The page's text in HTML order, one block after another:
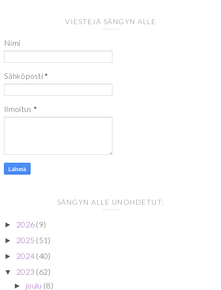
VIESTEJÄ SÄNGYN ALLE
Nimi
Sähköposti*
Ilmoitus *
SÄNGYN ALLE UNOHDETUT:
► 2026 (9)
► 2025 (51)
► 2024 (40)
▼ 2023 (62)
► joulu (8)